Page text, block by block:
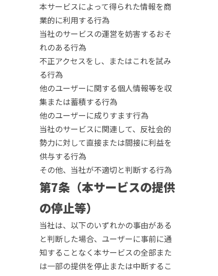
本サービスによって得られた情報を商
業的に利用する行為
当社のサービスの運営を妨害するおそ
れのある行為
不正アクセスをし、またはこれを試み
る行為
他のユーザーに関する個人情報等を収
集または蓄積する行為
他のユーザーに成りすます行為
当社のサービスに関連して、反社会的
勢力に対して直接または間接に利益を
供与する行為
その他、当社が不適切と判断する行為
第7条（本サービスの提供
の停止等）
当社は、以下のいずれかの事由がある
と判断した場合、ユーザーに事前に通
知することなく本サービスの全部また
は一部の提供を停止または中断するこ